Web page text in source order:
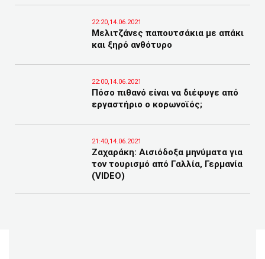
22:20,14.06.2021
Μελιτζάνες παπουτσάκια με απάκι
και ξηρό ανθότυρο
22:00,14.06.2021
Πόσο πιθανό είναι να διέφυγε από
εργαστήριο ο κορωνοϊός;
21:40,14.06.2021
Ζαχαράκη: Αισιόδοξα μηνύματα για
τον τουρισμό από Γαλλία, Γερμανία
(VIDEO)